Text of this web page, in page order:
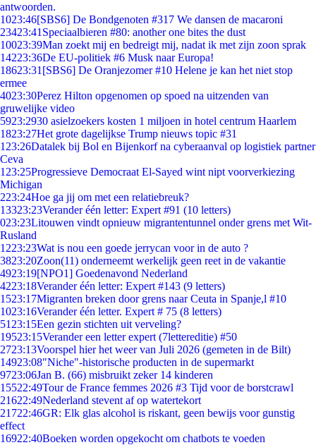
antwoorden.
1023:46[SBS6] De Bondgenoten #317 We dansen de macaroni
23423:41 Speciaalbieren #80: another one bites the dust
10023:39Man zoekt mij en bedreigt mij, nadat ik met zijn zoon sprak
14223:36De EU-politiek #6 Musk naar Europa!
18623:31 [SBS6] De Oranjezomer #10 Helene je kan het niet stop
ermee
4023:30Perez Hilton opgenomen op spoed na uitzenden van
gruwelijke video
5923:2930 asielzoekers kosten 1 miljoen in hotel centrum Haarlem
1823:27Het grote dagelijkse Trump nieuws topic #31
1 23:26Datalek bij Bol en Bijenkorf na cyberaanval op logistiek partner
Ceva
1 23:25Progressieve Democraat El-Sayed wint nipt voorverkiezing
Michigan
223:24Hoe ga jij om met een relatiebreuk?
13323:23Verander één letter: Expert #91 (10 letters)
023:23Litouwen vindt opnieuw migrantentunnel onder grens met Wit-
Rusland
1223:23Wat is nou een goede jerrycan voor in de auto ?
3823:20Zoon(11) onderneemt werkelijk geen reet in de vakantie
4923:19[NPO1] Goedenavond Nederland
4223:18Verander één letter: Expert #143 (9 letters)
1523:17Migranten breken door grens naar Ceuta in Spanje,l #10
1023:16Verander één letter. Expert # 75 (8 letters)
51 23:15Een gezin stichten uit verveling?
19523:15Verander een letter expert (7lettereditie) #50
2723:13Voorspel hier het weer van Juli 2026 (gemeten in de Bilt)
14923:08"Niche"-historische producten in de supermarkt
9723:06Jan B. (66) misbruikt zeker 14 kinderen
15522:49Tour de France femmes 2026 #3 Tijd voor de borstcrawl
21622:49Nederland stevent af op watertekort
21722:46GR: Elk glas alcohol is riskant, geen bewijs voor gunstig
effect
16922:40Boeken worden opgekocht om chatbots te voeden